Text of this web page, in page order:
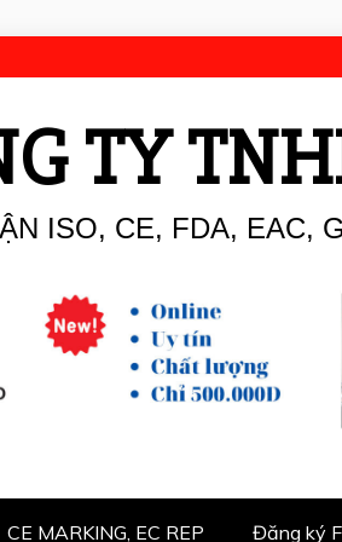
TY
ISO, CE, FDA, EAC,
CE MARKING, EC REP Đăng ký